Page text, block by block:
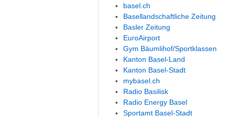
basel.ch
Basellandschaftliche Zeitung
Basler Zeitung
EuroAirport
Gym Bäumlihof/Sportklassen
Kanton Basel-Land
Kanton Basel-Stadt
mybasel.ch
Radio Basilisk
Radio Energy Basel
Sportamt Basel-Stadt